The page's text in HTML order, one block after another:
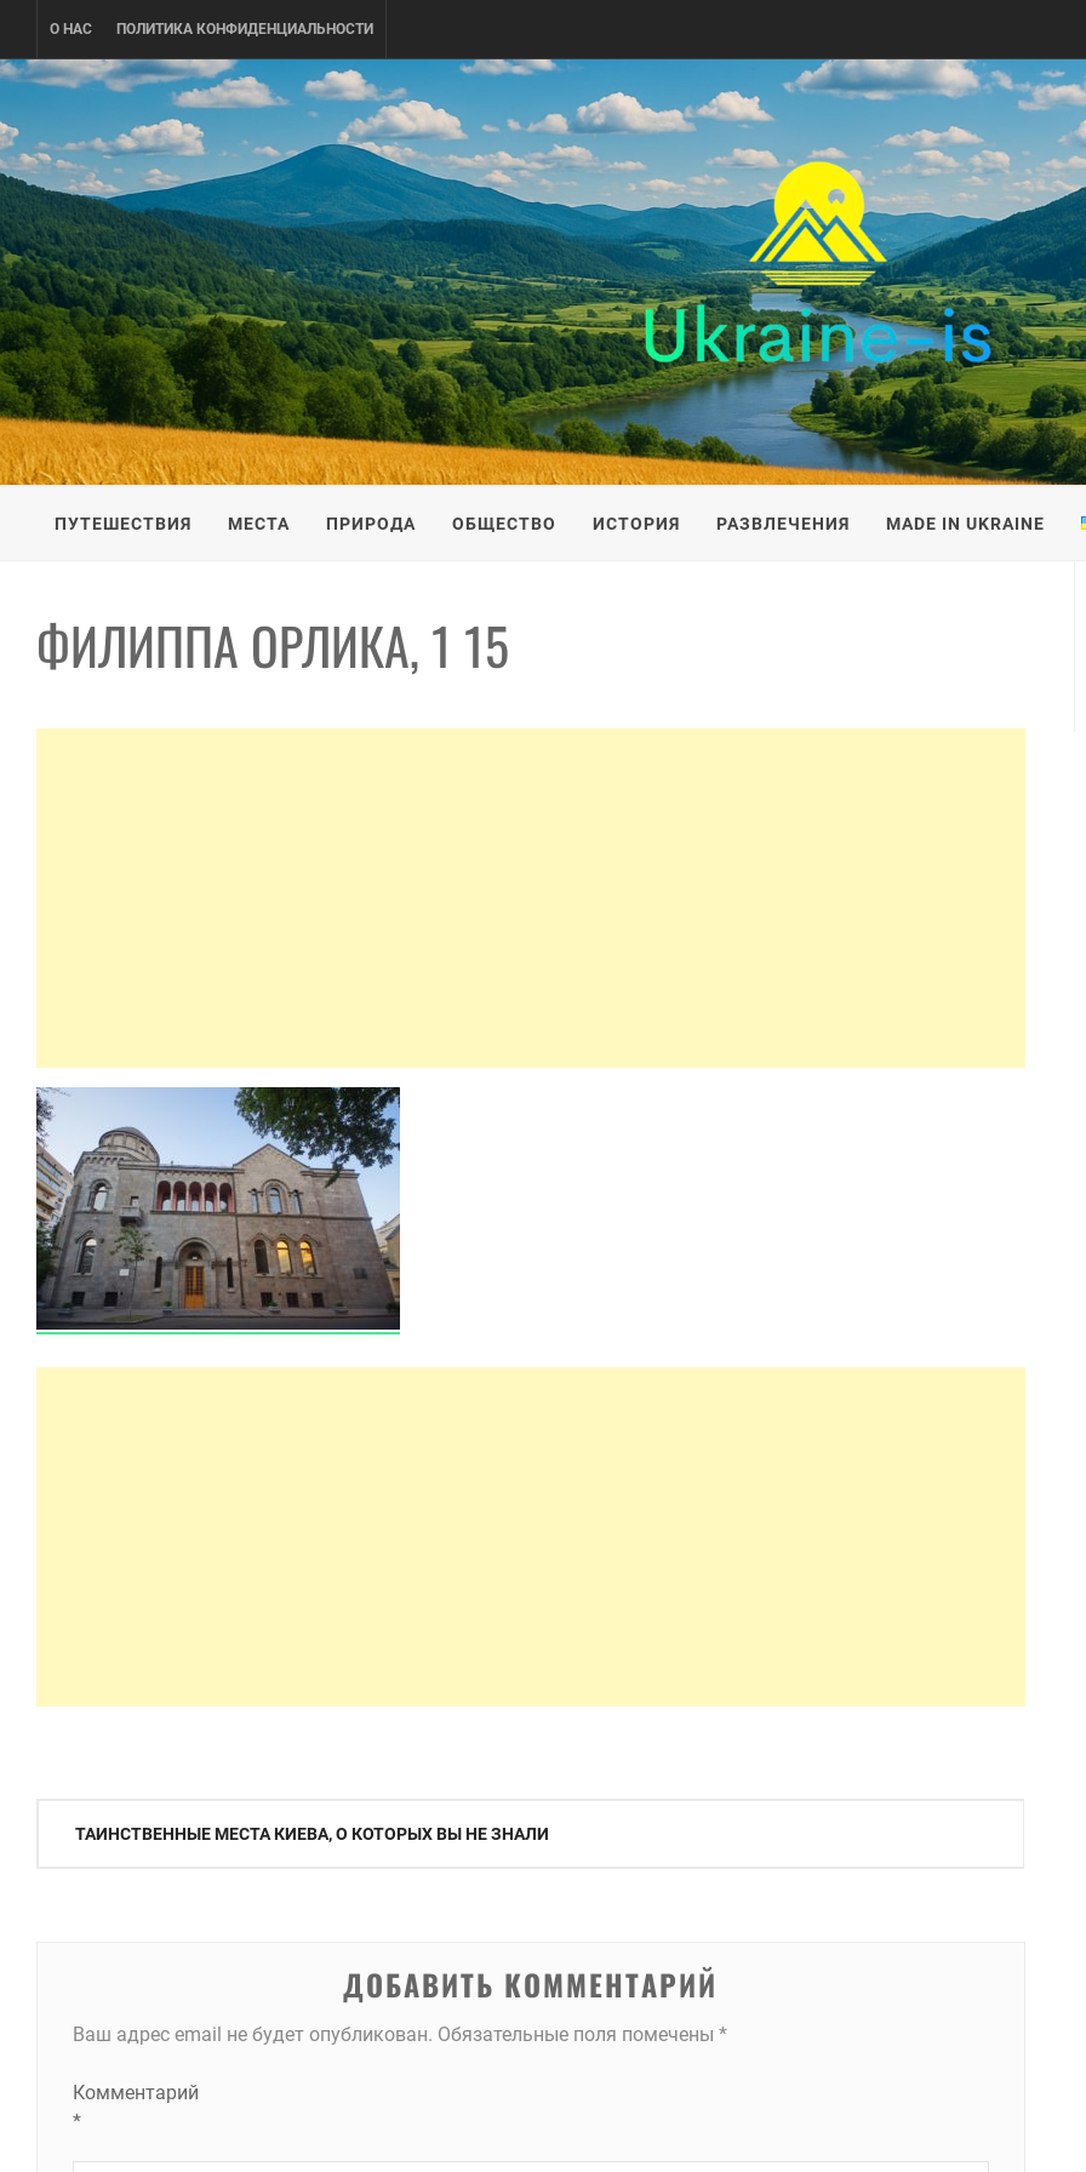
content
О НАС ПОЛИТИКА КОНФИДЕНЦИАЛЬНОСТИ
UKRAINE-IS
ПУТЕШЕСТВИЕ ПО УКРАИНЕ
ПУТЕШЕСТВИЯ МЕСТА ПРИРОДА ОБЩЕСТВО ИСТОРИЯ РАЗВЛЕЧЕНИЯ MADE IN UKRAINE
ФИЛИППА ОРЛИКА, 1 15
Навигация
ТАИНСТВЕННЫЕ МЕСТА КИЕВА, О КОТОРЫХ ВЫ НЕ ЗНАЛИ
ДОБАВИТЬ КОММЕНТАРИЙ
Ваш адрес email не будет опубликован. Обязательные поля помечены *
Комментарий
*